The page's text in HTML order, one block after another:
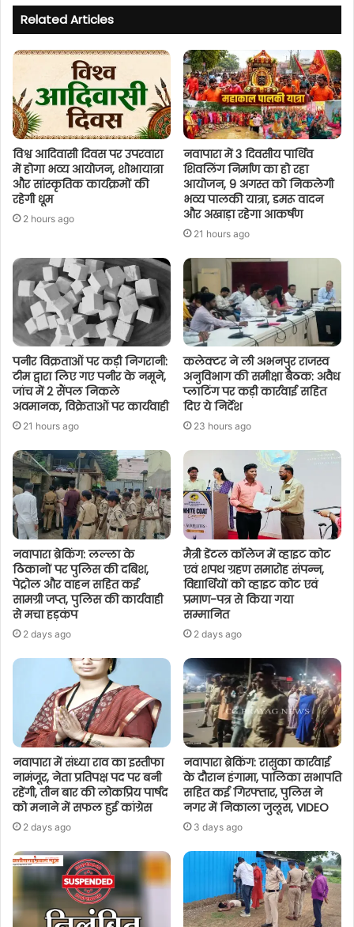
Related Articles
विश्व आदिवासी दिवस पर उपरवारा
में होगा भव्य आयोजन, शोभायात्रा
और सांस्कृतिक कार्यक्रमों की
रहेगी धूम
2 hours ago
नवापारा में 3 दिवसीय पार्थिव
शिवलिंग निर्माण का हो रहा
आयोजन, 9 अगस्त को निकलेगी
भव्य पालकी यात्रा, डमरू वादन
और अखाड़ा रहेगा आकर्षण
21 hours ago
पनीर विक्रताओं पर कड़ी निगरानी:
टीम द्वारा लिए गए पनीर के नमूने,
जांच में 2 सैंपल निकले
अवमानक, विक्रेताओं पर कार्यवाही
21 hours ago
कलेक्टर ने ली अभनपुर राजस्व
अनुविभाग की समीक्षा बैठक: अवैध
प्लाटिंग पर कड़ी कार्रवाई सहित
दिए ये निर्देश
23 hours ago
नवापारा ब्रेकिंग: लल्ला के
ठिकानों पर पुलिस की दबिश,
पेट्रोल और वाहन सहित कई
सामग्री जप्त, पुलिस की कार्यवाही
से मचा हड़कंप
2 days ago
मैत्री डेंटल कॉलेज में व्हाइट कोट
एवं शपथ ग्रहण समारोह संपन्न,
विद्यार्थियों को व्हाइट कोट एवं
प्रमाण-पत्र से किया गया
सम्मानित
2 days ago
नवापारा में संध्या राव का इस्तीफा
नामंजूर, नेता प्रतिपक्ष पद पर बनी
रहेंगी, तीन बार की लोकप्रिय पार्षद
को मनाने में सफल हुई कांग्रेस
2 days ago
नवापारा ब्रेकिंग: रासुका कार्रवाई
के दौरान हंगामा, पालिका सभापति
सहित कई गिरफ्तार, पुलिस ने
नगर में निकाला जुलूस, VIDEO
3 days ago